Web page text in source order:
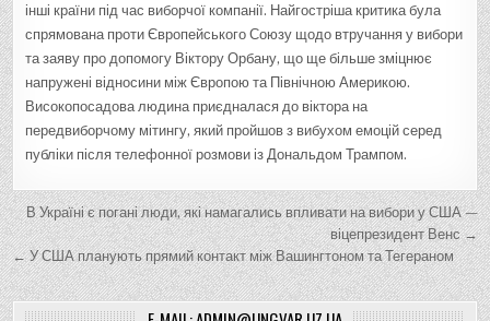
інші країни під час виборчої компанії. Найгостріша критика була
спрямована проти Європейського Союзу щодо втручання у вибори
та заяву про допомогу Віктору Орбану, що ще більше зміцнює
напружені відносини між Європою та Північною Америкою.
Високопосадова людина приєдналася до віктора на
передвиборчому мітингу, який пройшов з вибухом емоцій серед
публіки після телефонної розмови із Дональдом Трампом.
Н
а
в
і
В Україні є погані люди, які намагались впливати на вибори у США —
віцепрезидент Венс →
← У США планують прямий контакт між Вашингтоном та Тегераном